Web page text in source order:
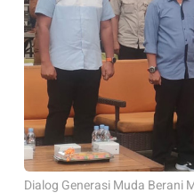
Dialog Generasi Muda Berani